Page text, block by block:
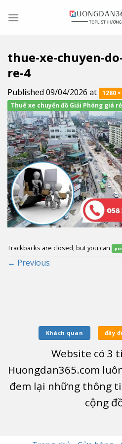
thue-xe-chuyen-
re-4
Published 09/04/2026 at 1280
Thuê xe chuyển đồ Giải Phóng giá
Trackbacks are closed, but you can
← Previous
Khách quan đầy
Website có 3
Huongdan365.com
đem lại những thông
cộng